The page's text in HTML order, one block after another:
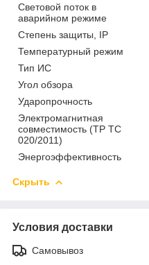
Световой поток в
аварийном режиме
Степень защиты, IP
Температурный режим
Тип ИС
Угол обзора
Ударопрочность
Электромагнитная
совместимость (ТР ТС
020/2011)
Энергоэффективность
Скрыть
Условия доставки
Самовывоз